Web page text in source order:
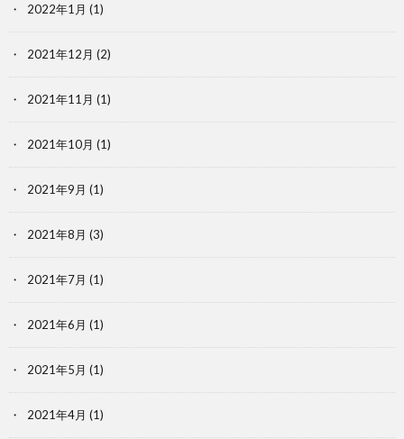
2022年1月 (1)
2021年12月 (2)
2021年11月 (1)
2021年10月 (1)
2021年9月 (1)
2021年8月 (3)
2021年7月 (1)
2021年6月 (1)
2021年5月 (1)
2021年4月 (1)